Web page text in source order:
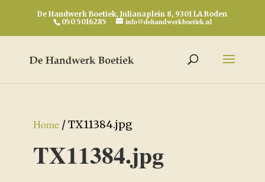
De Handwerk Boetiek, Julianaplein 8, 9301 LA Roden
050 5016285
info@dehandwerkboetiek.nl
Home/ TX11384.jpg
TX11384.jpg